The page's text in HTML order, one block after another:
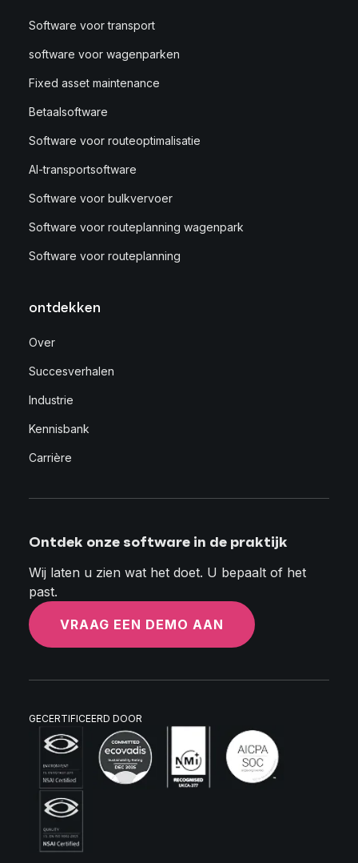
Software voor transport
software voor wagenparken
Fixed asset maintenance
Betaalsoftware
Software voor routeoptimalisatie
AI-transportsoftware
Software voor bulkvervoer
Software voor routeplanning wagenpark
Software voor routeplanning
ontdekken
Over
Succesverhalen
Industrie
Kennisbank
Carrière
Ontdek onze software in de praktijk
Wij laten u zien wat het doet. U bepaalt of het
past.
VRAAG EEN DEMO AAN
GECERTIFICEERD DOOR